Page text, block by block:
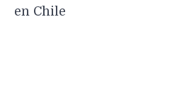
en Chile